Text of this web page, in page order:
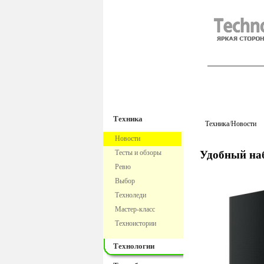
Техника
Новости
Тесты и обзоры
Ревю
Выбор
Техноледи
Мастер-класс
Техноистории
Технологии
Техника/Новости
Удобный